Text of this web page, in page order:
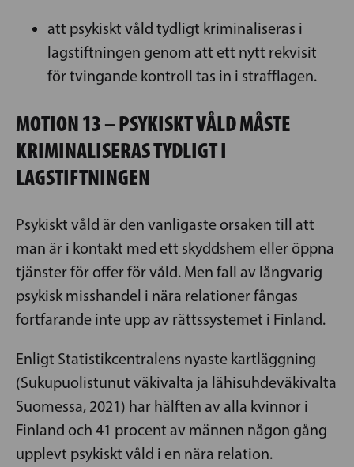
att psykiskt våld tydligt kriminaliseras i
lagstiftningen genom att ett nytt rekvisit
för tvingande kontroll tas in i strafflagen.
MOTION 13 – PSYKISKT VÅLD MÅSTE
KRIMINALISERAS TYDLIGT I
LAGSTIFTNINGEN
Psykiskt våld är den vanligaste orsaken till att
man är i kontakt med ett skyddshem eller öppna
tjänster för offer för våld. Men fall av långvarig
psykisk misshandel i nära relationer fångas
fortfarande inte upp av rättssystemet i Finland.
Enligt Statistikcentralens nyaste kartläggning
(Sukupuolistunut väkivalta ja lähisuhdeväkivalta
Suomessa, 2021) har hälften av alla kvinnor i
Finland och 41 procent av männen någon gång
upplevt psykiskt våld i en nära relation.